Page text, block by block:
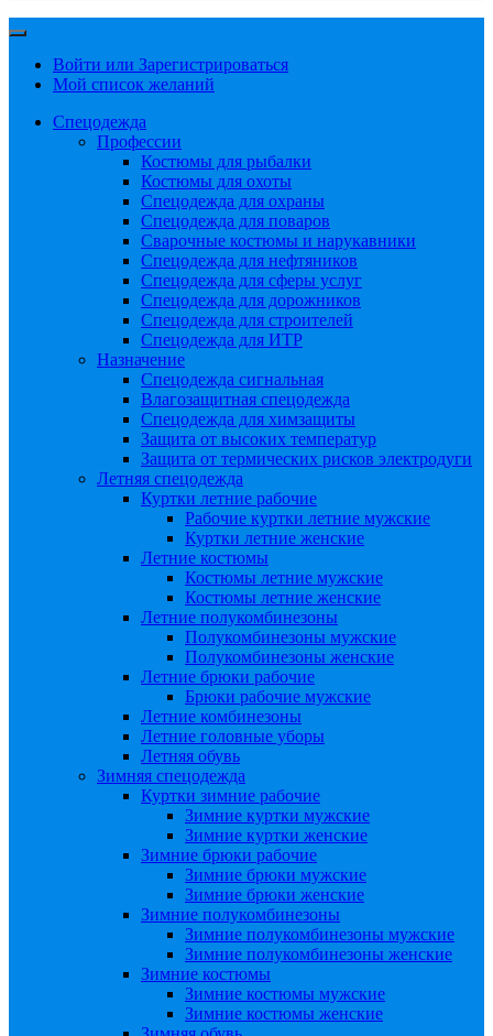
Войти или Зарегистрироваться
Мой список желаний
Спецодежда
Профессии
Костюмы для рыбалки
Костюмы для охоты
Спецодежда для охраны
Спецодежда для поваров
Сварочные костюмы и нарукавники
Спецодежда для нефтяников
Спецодежда для сферы услуг
Спецодежда для дорожников
Спецодежда для строителей
Спецодежда для ИТР
Назначение
Спецодежда сигнальная
Влагозащитная спецодежда
Спецодежда для химзащиты
Защита от высоких температур
Защита от термических рисков электродуги
Летняя спецодежда
Куртки летние рабочие
Рабочие куртки летние мужские
Куртки летние женские
Летние костюмы
Костюмы летние мужские
Костюмы летние женские
Летние полукомбинезоны
Полукомбинезоны мужские
Полукомбинезоны женские
Летние брюки рабочие
Брюки рабочие мужские
Летние комбинезоны
Летние головные уборы
Летняя обувь
Зимняя спецодежда
Куртки зимние рабочие
Зимние куртки мужские
Зимние куртки женские
Зимние брюки рабочие
Зимние брюки мужские
Зимние брюки женские
Зимние полукомбинезоны
Зимние полукомбинезоны мужские
Зимние полукомбинезоны женские
Зимние костюмы
Зимние костюмы мужские
Зимние костюмы женские